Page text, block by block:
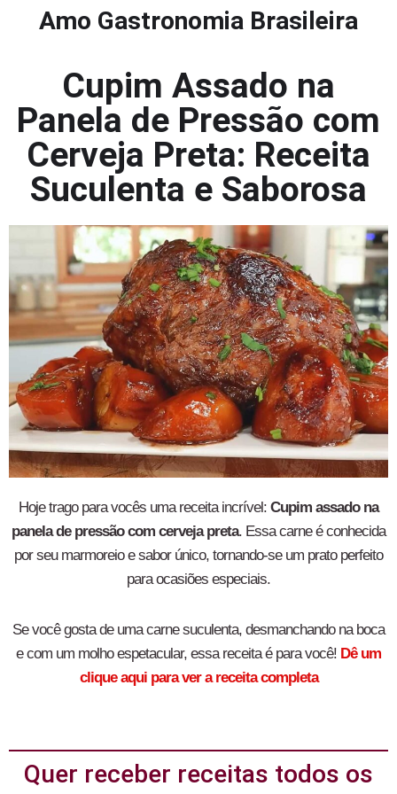
Amo Gastronomia Brasileira
Cupim Assado na
Panela de Pressão com
Cerveja Preta: Receita
Suculenta e Saborosa
Hoje trago para vocês uma receita incrível: Cupim assado na
panela de pressão com cerveja preta. Essa carne é conhecida
por seu marmoreio e sabor único, tornando-se um prato perfeito
para ocasiões especiais.
Se você gosta de uma carne suculenta, desmanchando na boca
e com um molho espetacular, essa receita é para você! Dê um
clique aqui para ver a receita completa
Quer receber receitas todos os